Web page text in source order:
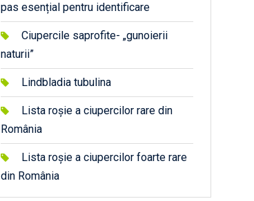
pas esențial pentru identificare
Ciupercile saprofite- „gunoierii
naturii”
Lindbladia tubulina
Lista roșie a ciupercilor rare din
România
Lista roșie a ciupercilor foarte rare
din România